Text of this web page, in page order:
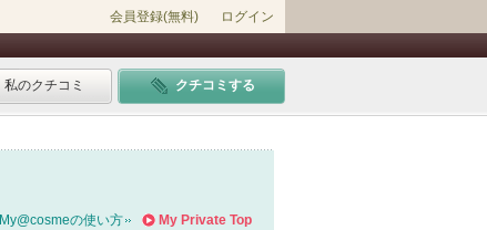
会員登録(無料) ログイン
私のクチコミ クチコミする
My Private Top
My@cosmeの使い方